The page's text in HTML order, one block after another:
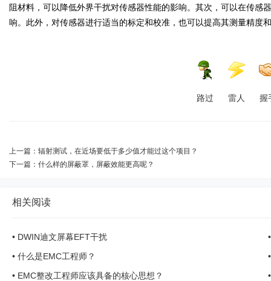
阻材料，可以降低外界干扰对传感器性能的影响。其次，可以在传
响。此外，对传感器进行适当的标定和校准，也可以提高其测量精度
路过 雷人 握
上一篇： 辐射测试，在近场要低于多少值才能过这个项目？
下一篇： 什么样的屏蔽罩，屏蔽效能更高呢？
相关阅读
• DWIN迪文屏幕EFT干扰
• 什么是EMC工程师？
• EMC整改工程师应该具备的核心思想？